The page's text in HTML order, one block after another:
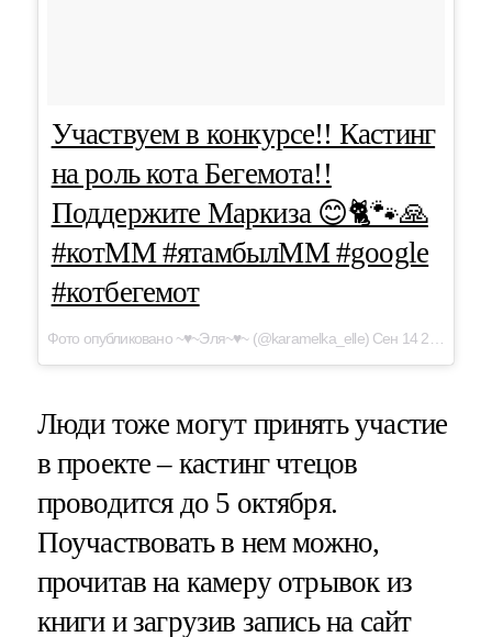
Участвуем в конкурсе!! Кастинг
на роль кота Бегемота!!
Поддержите Маркиза 😊🐈🐾🙏
#котММ #ятамбылММ #google
#котбегемот
Фото опубликовано ~♥~Эля~♥~ (@karamelka_elle) Сен 14 2016 в 7:27 PDT
Люди тоже могут принять участие
в проекте – кастинг чтецов
проводится до 5 октября.
Поучаствовать в нем можно,
прочитав на камеру отрывок из
книги и загрузив запись на сайт